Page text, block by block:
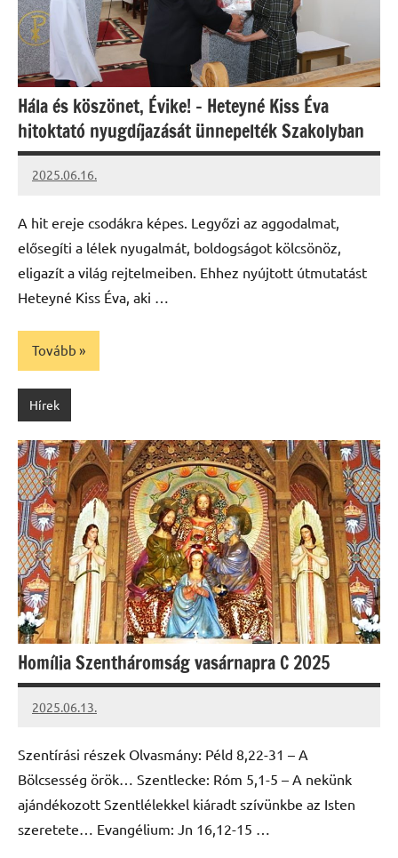
Hála és köszönet, Évike! – Heteyné Kiss Éva
hitoktató nyugdíjazását ünnepelték Szakolyban
2025.06.16.
Leiszt
A hit ereje csodákra képes. Legyőzi az aggodalmat,
elősegíti a lélek nyugalmát, boldogságot kölcsönöz,
eligazít a világ rejtelmeiben. Ehhez nyújtott útmutatást
Heteyné Kiss Éva, aki …
Tovább
Hírek
Homília Szentháromság vasárnapra C 2025
2025.06.13.
Leiszt
Szentírási részek Olvasmány: Péld 8,22-31 – A
Bölcsesség örök… Szentlecke: Róm 5,1-5 – A nekünk
ajándékozott Szentlélekkel kiáradt szívünkbe az Isten
szeretete… Evangélium: Jn 16,12-15 …